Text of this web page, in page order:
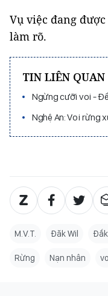
Vụ việc đang
làm rõ.
TIN LIÊN QUAN
Ngừng cưỡi voi -
Nghệ An: Voi rừng
M.V.T. Đăk Wil
Rừng Nạn nhân